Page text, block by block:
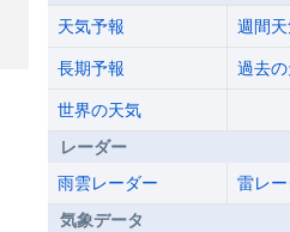
天気予報 週間
長期予報 過去
世界の天気
レーダー
雨雲レーダー
雷レ
気象データ